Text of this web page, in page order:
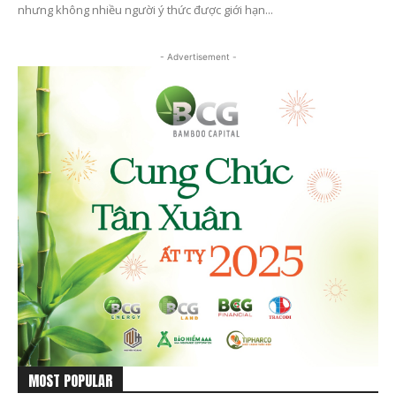
nhưng không nhiều người ý thức được giới hạn...
- Advertisement -
MOST POPULAR